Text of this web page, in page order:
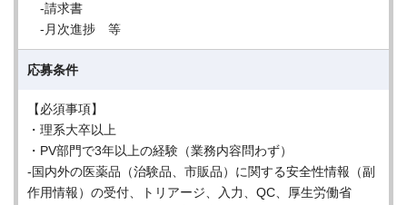
-請求書
-月次進捗 等
応募条件
【必須事項】
・理系大卒以上
・PV部門で3年以上の経験（業務内容問わず）
-国内外の医薬品（治験品、市販品）に関する安全性情報（副
作用情報）の受付、トリアージ、入力、QC、厚生労働省